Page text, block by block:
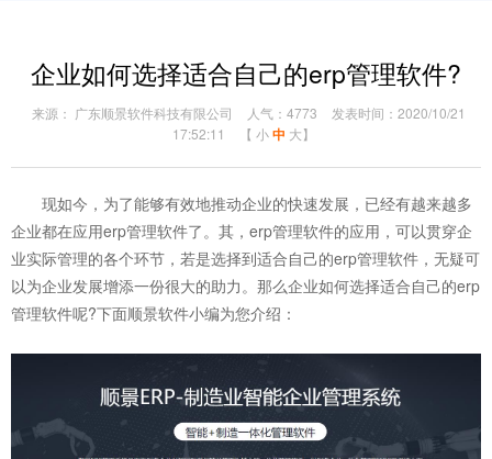
企业如何选择适合自己的erp管理软件?
来源： 广东顺景软件科技有限公司 人气：4773
发表时间：2020/10/21
17:52:11
【 小 中 大】
现如今，为了能够有效地推动企业的快速发展，已经有越来越多
企业都在应用erp管理软件了。其，erp管理软件的应用，可以贯穿企
业实际管理的各个环节，若是选择到适合自己的erp管理软件，无疑可
以为企业发展增添一份很大的助力。那么企业如何选择适合自己的erp
管理软件呢?下面顺景软件小编为您介绍：